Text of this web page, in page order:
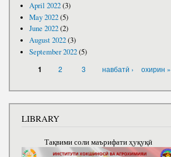
April 2022(3)
May 2022(5)
June 2022(2)
August 2022(3)
September 2022(5)
1 2 3 навбатӣ › охирин »
LIBRARY
Тақвими соли маърифати ҳуқуқӣ